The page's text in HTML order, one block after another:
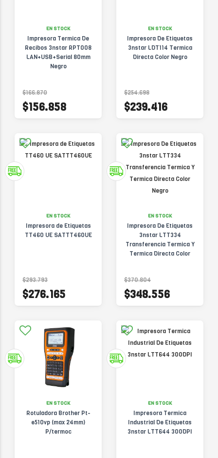
EN STOCK
Impresora Termica De
Recibos 3nstar RPT008
LAN+USB+Serial 80mm
Negro
$166.870
$156.858
EN STOCK
Impresora De Etiquetas
3nstar LDT114 Termica
Directa Color Negro
$254.698
$239.416
EN STOCK
Impresora de Etiquetas
TT460 UE SATTT460UE
$293.793
$276.165
EN STOCK
Impresora De Etiquetas
3nstar LTT334
Transferencia Termica Y
Termica Directa Color
$370.804
$348.556
EN STOCK
Rotuladora Brother Pt-
e510vp (max 24mm)
P/termoc
EN STOCK
Impresora Termica
Industrial De Etiquetas
3nstar LTT644 300DPI